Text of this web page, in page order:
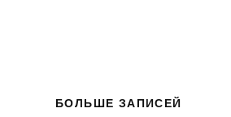
БОЛЬШЕ ЗАПИСЕЙ